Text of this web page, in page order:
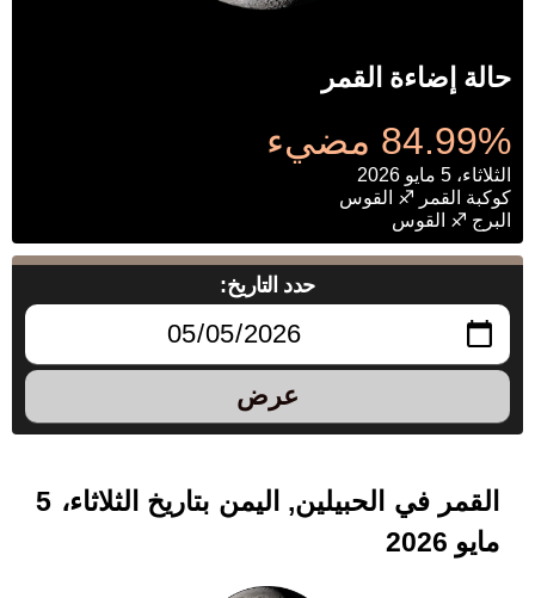
حالة إضاءة القمر
84.99% مضيء
الثلاثاء، 5 مايو 2026
كوكبة القمر ♐ القوس
البرج ♐ القوس
حدد التاريخ:
عرض
القمر في الحبيلين, اليمن بتاريخ الثلاثاء، 5
مايو 2026